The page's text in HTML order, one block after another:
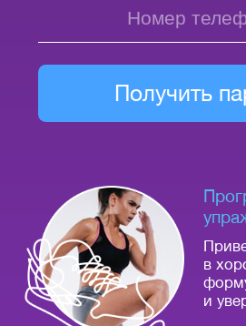
Получить
в
и